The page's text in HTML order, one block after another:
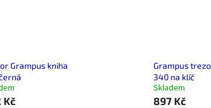
Grampus kniha
Kč
Grampus
340 na klíč
Skladem
897 Kč